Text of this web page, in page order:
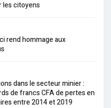
les citoyens
rend hommage aux
dans le secteur minier :
de francs CFA de pertes en
entre 2014 et 2019